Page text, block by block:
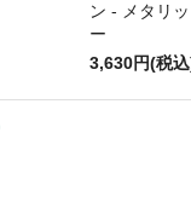
ン - メタリ
ー
3,630円(税